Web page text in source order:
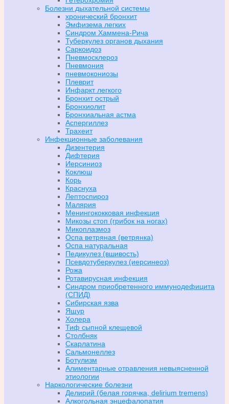
Болезни дыхательной системы
хронический бронхит
Эмфизема легких
Синдром Хаммена-Рича
Туберкулез органов дыхания
Саркоидоз
Пневмосклероз
Пневмония
пневмокониозы
Плеврит
Инфаркт легкого
Бронхит острый
Бронхиолит
Бронхиальная астма
Аспергиллез
Трахеит
Инфекционные заболевания
Дизентерия
Дифтерия
Иерсиниоз
Коклюш
Корь
Краснуха
Лептоспироз
Малярия
Менингококковая инфекция
Микозы стоп (грибок на ногах)
Микоплазмоз
Оспа ветряная (ветрянка)
Оспа натуральная
Педикулез (вшивость)
Псевдотуберкулез (иерсинеоз)
Рожа
Ротавирусная инфекция
Синдром приобретенного иммунодефицита
(СПИД)
Сибирская язва
Ящур
Холера
Тиф сыпной клещевой
Столбняк
Скарлатина
Сальмонеллез
Ботулизм
Алиментарные отравления невыясненной
этиологии
Наркологические болезни
Делирий (белая горячка, delirium tremens)
Алкогольная энцефалопатия